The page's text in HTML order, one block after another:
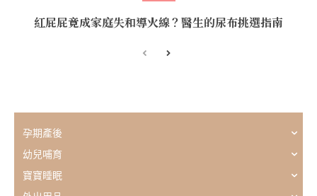
紅屁屁竟成家庭失和導火線？醫生的尿布挑選指南
孕期產後
幼兒哺育
寶寶睡眠